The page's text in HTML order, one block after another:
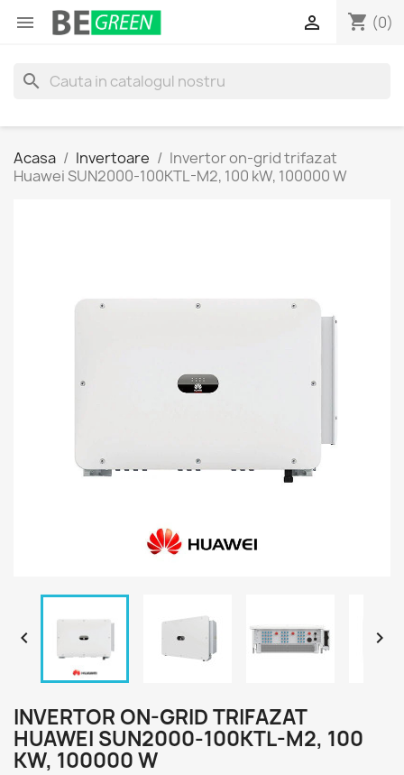
 shopping_cart (0)

search
Acasa Invertoare
Invertor on-grid trifazat
Huawei SUN2000-100KTL-M2, 100 kW, 100000 W
 
INVERTOR ON-GRID TRIFAZAT
HUAWEI SUN2000-100KTL-M2, 100
KW, 100000 W